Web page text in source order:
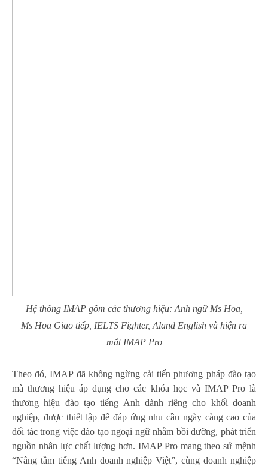
Hệ thống IMAP gồm các thương hiệu: Anh ngữ Ms Hoa,
Ms Hoa Giao tiếp, IELTS Fighter, Aland English và hiện ra
mắt IMAP Pro
Theo đó, IMAP đã không ngừng cải tiến phương pháp đào tạo
mà thương hiệu áp dụng cho các khóa học và IMAP Pro là
thương hiệu đào tạo tiếng Anh dành riêng cho khối doanh
nghiệp, được thiết lập để đáp ứng nhu cầu ngày càng cao của
đối tác trong việc đào tạo ngoại ngữ nhằm bồi dưỡng, phát triển
nguồn nhân lực chất lượng hơn. IMAP Pro mang theo sứ mệnh
“Nâng tầm tiếng Anh doanh nghiệp Việt”, cùng doanh nghiệp